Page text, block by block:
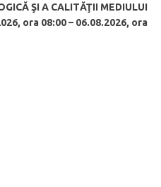
ŞI A CALITĂŢII MEDIULUI
ora 08:00 – 06.08.2026, ora